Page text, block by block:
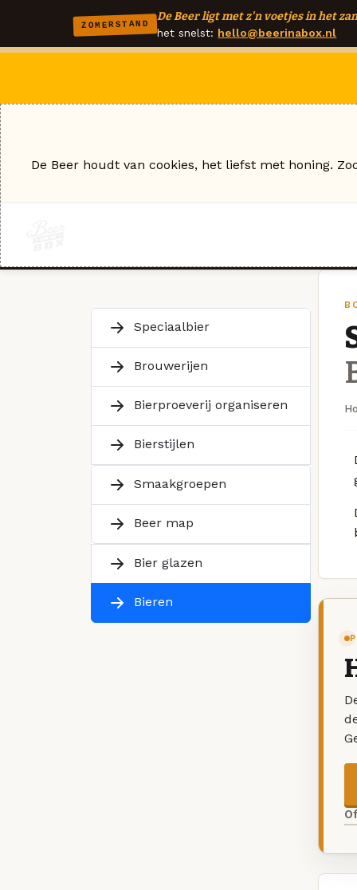
ZOMERSTAND
De Beer ligt met z'n voetjes in het
het snelst: hello@beerinabox.nl
Speciaalbier
Brouwerijen
Bierproeverij organiseren
Bierstijlen
Smaakgroepen
Beer map
Bier glazen
Bieren
De Beer houdt van cookies, het liefst met honing.